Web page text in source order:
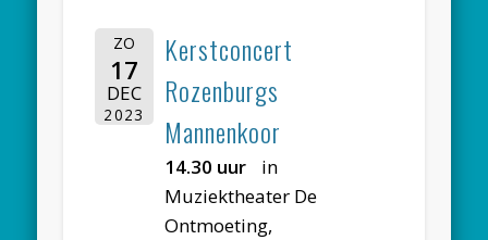
ZO
17
DEC
2023
Kerstconcert
Rozenburgs
Mannenkoor
14.30 uur
in
Muziektheater De
Ontmoeting,